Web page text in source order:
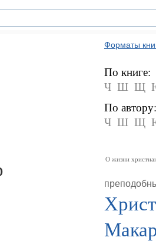
Форматы
По книге:
Ч Ш Щ
По автору:
Ч Ш Щ
О жизни